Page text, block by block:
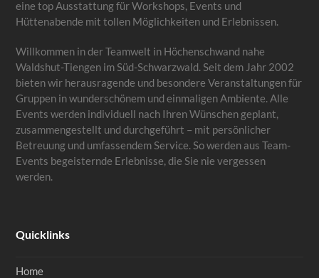
eine top Ausstattung für Workshops, Events und
Hüttenabende mit tollen Möglichkeiten und Erlebnissen.
Willkommen in der Teamwelt in Höchenschwand nahe
Waldshut-Tiengen im Süd-Schwarzwald. Seit dem Jahr 2002
bieten wir herausragende und besondere Veranstaltungen für
Gruppen in wunderschönem und einmaligen Ambiente. Alle
Events werden individuell nach Ihren Wünschen geplant,
zusammengestellt und durchgeführt – mit persönlicher
Betreuung und umfassendem Service. So werden aus Team-
Events begeisternde Erlebnisse, die Sie nie vergessen
werden.
Quicklinks
Home